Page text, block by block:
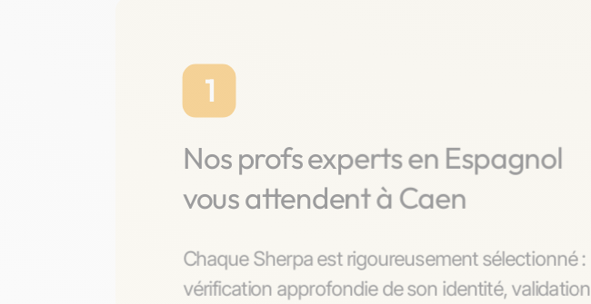
1
Nos profs experts en Espagnol
vous attendent à Caen
Chaque Sherpa est rigoureusement sélectionné :
vérification approfondie de son identité, validation